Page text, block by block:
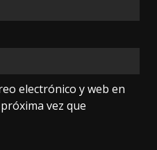
electrónico y web en
vez que